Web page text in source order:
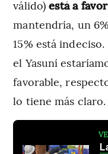
válido)está a
mantendría, un
15% está
el Yasuní
favorable,
lo tiene más claro.